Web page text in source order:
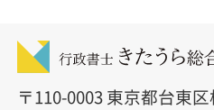
:
〒110-0003 東京都台東